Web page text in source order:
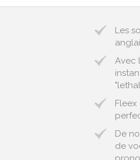
Les
Avec
De
de